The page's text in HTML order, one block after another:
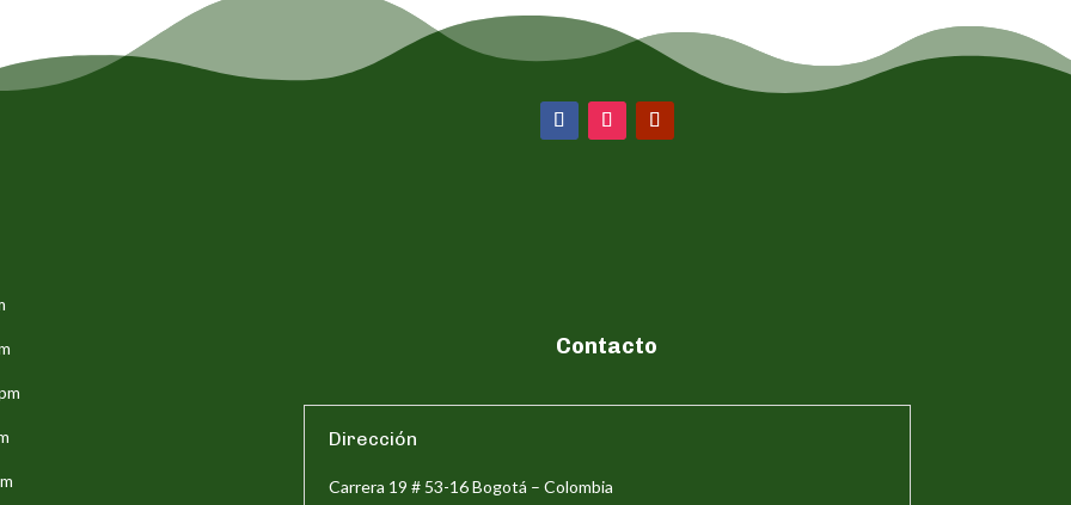
Contacto
Dirección
Carrera 19 # 53-16 Bogotá – Colombia